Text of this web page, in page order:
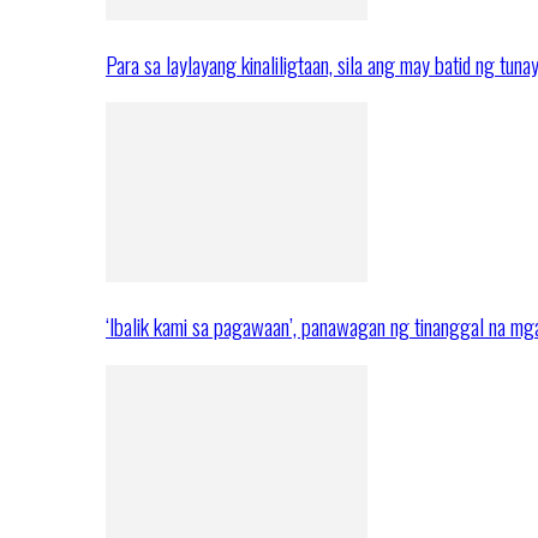
Para sa laylayang kinaliligtaan, sila ang may batid ng
‘Ibalik kami sa pagawaan’, panawagan ng tinanggal na